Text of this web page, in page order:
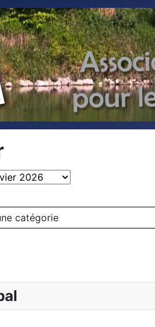
catégorie